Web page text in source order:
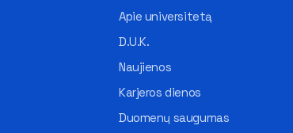
Apie universitetą
D.U.K.
Naujienos
Karjeros dienos
Duomenų saugumas